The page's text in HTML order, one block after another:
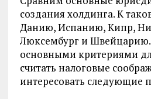
создания холдинга. К
Данию, Испанию, Кипр,
Люксембург и
основными критериями
считать налоговые
интересовать следующие